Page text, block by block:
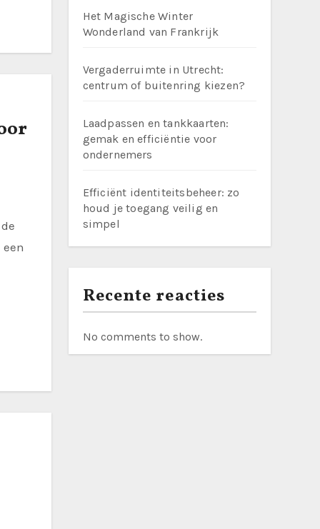
Het Magische Winter
Wonderland van Frankrijk
Vergaderruimte in Utrecht:
centrum of buitenring kiezen?
Laadpassen en tankkaarten:
gemak en efficiëntie voor
ondernemers
Efficiënt identiteitsbeheer: zo
houd je toegang veilig en
simpel
Recente reacties
No comments to show.